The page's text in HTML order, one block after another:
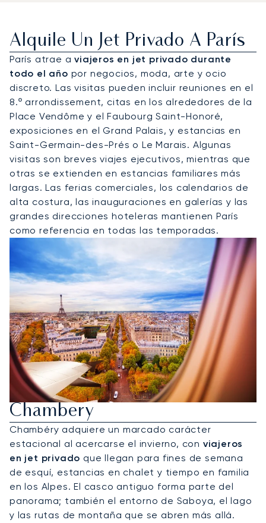
Alquile Un Jet Privado A París
París atrae aviajeros en jet privado durante
todo el año por negocios, moda, arte y ocio
discreto. Las visitas pueden incluir reuniones en el
8.º arrondissement, citas en los alrededores de la
Place Vendôme y el Faubourg Saint-Honoré,
exposiciones en el Grand Palais, y estancias en
Saint-Germain-des-Prés o Le Marais. Algunas
visitas son breves viajes ejecutivos, mientras que
otras se extienden en estancias familiares más
largas. Las ferias comerciales, los calendarios de
alta costura, las inauguraciones en galerías y las
grandes direcciones hoteleras mantienen París
como referencia en todas las temporadas.
Alquile Un Jet Privado A
Chambery
Chambéry adquiere un marcado carácter
estacional al acercarse el invierno, con viajeros
en jet privado que llegan para fines de semana
de esquí, estancias en chalet y tiempo en familia
en los Alpes. El casco antiguo forma parte del
panorama; también el entorno de Saboya, el lago
y las rutas de montaña que se abren más allá.